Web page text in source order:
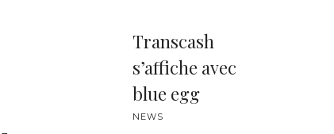
Transcash
s’affiche avec
blue egg
NEWS